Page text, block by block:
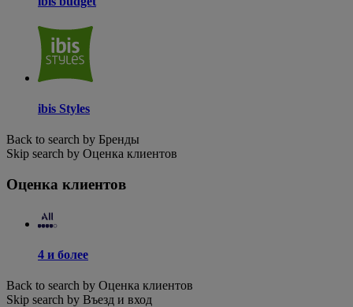
ibis Styles
Back to search by Бренды
Skip search by Оценка клиентов
Оценка клиентов
4 и более
Back to search by Оценка клиентов
Skip search by Въезд и вход